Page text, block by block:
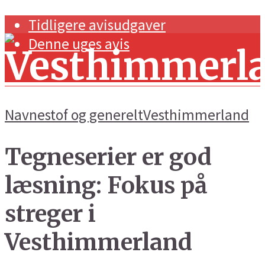
Tidligere avisudgaver
Denne uges avis
Forside
Navnestof og generelt
Handel og erhverv
Kunst og kultur
Navnestof og genereltVesthimmerland
Tegneserier er god
læsning: Fokus på
streger i
Vesthimmerland